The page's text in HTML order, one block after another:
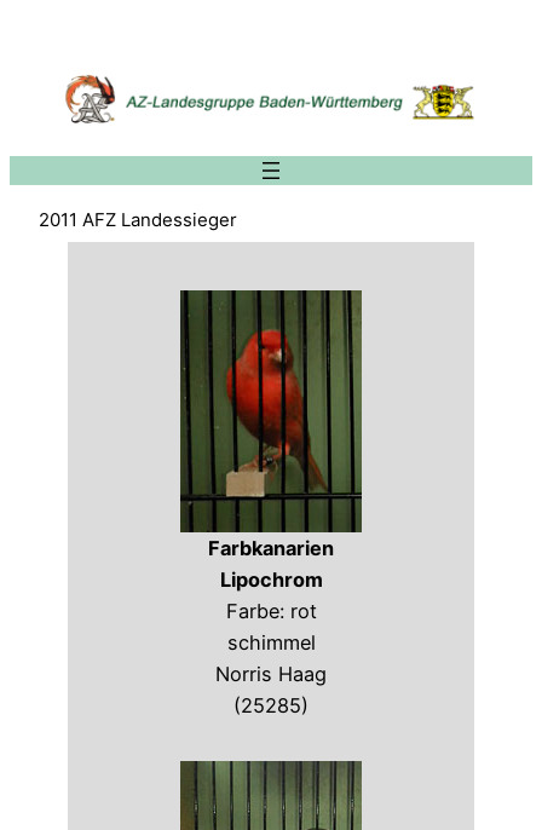
springen
2011 AFZ Landessieger
Farbkanarien
Lipochrom
Farbe: rot
schimmel
Norris Haag
(25285)